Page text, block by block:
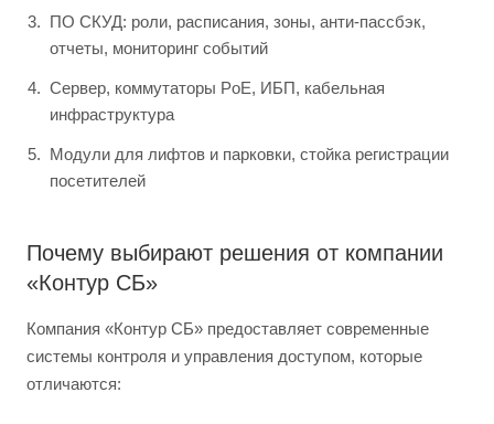
ПО СКУД: роли, расписания, зоны, анти-пассбэк,
отчеты, мониторинг событий
Сервер, коммутаторы PoE, ИБП, кабельная
инфраструктура
Модули для лифтов и парковки, стойка регистрации
посетителей
Почему выбирают решения от компании
«Контур СБ»
Компания «Контур СБ» предоставляет современные
системы контроля и управления доступом, которые
отличаются: